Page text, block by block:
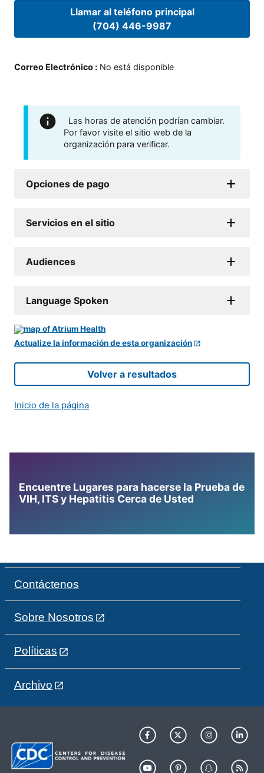
Llamar al teléfono principal
(704) 446-9987
Correo Electrónico : No está disponible
Las horas de atención podrían cambiar.
Por favor visite el sitio web de la
organización para verificar.
Opciones de pago
Servicios en el sitio
Audiences
Language Spoken
Actualize la información de esta organización
Volver a resultados
Inicio de la página
Encuentre Lugares para hacerse la Prueba de
VIH, ITS y Hepatitis Cerca de Usted
Contáctenos
Sobre Nosotros
Políticas
Archivo